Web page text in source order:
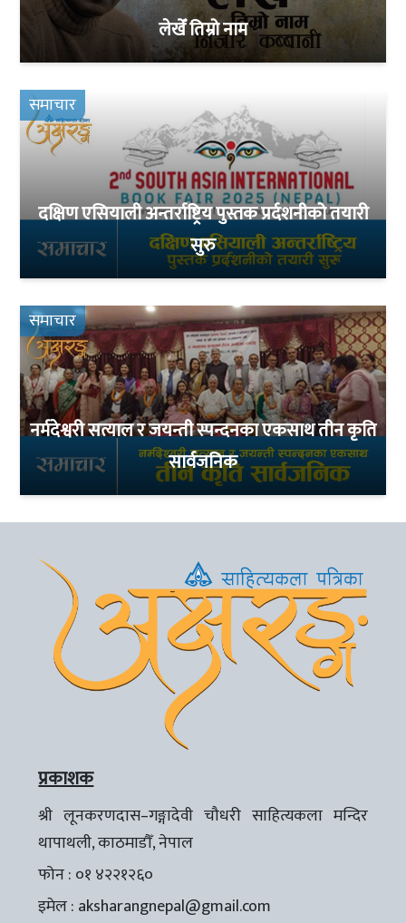
लेखेँ तिम्रो नाम
समाचार
दक्षिण एसियाली अन्तर्राष्ट्रिय पुस्तक प्रर्दशनीको तयारी
सुरु
समाचार
नर्मदेश्वरी सत्याल र जयन्ती स्पन्दनका एकसाथ तीन कृति
सार्वजनिक
प्रकाशक
श्री लूनकरणदास–गङ्गादेवी चौधरी साहित्यकला मन्दिर
थापाथली, काठमाडौँ, नेपाल
फोन : ०१ ४२२१२६०
इमेल : aksharangnepal@gmail.com